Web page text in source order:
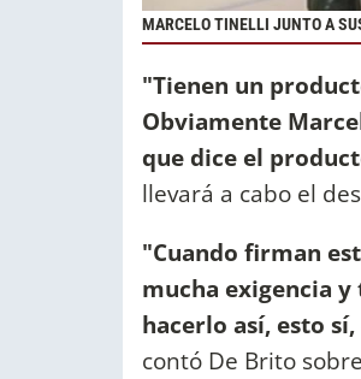
MARCELO TINELLI JUNTO A
"Tienen un
Obviamente
que dice el
llevará a cabo el
"Cuando firman
mucha exigencia
hacerlo así, esto
contó De Brito